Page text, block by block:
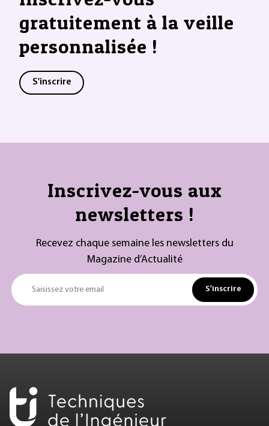
gratuitement à la veille
personnalisée !
S'inscrire
Inscrivez-vous aux
newsletters !
Recevez chaque semaine les newsletters du
Magazine d’Actualité
Saisissez votre email S'inscrire